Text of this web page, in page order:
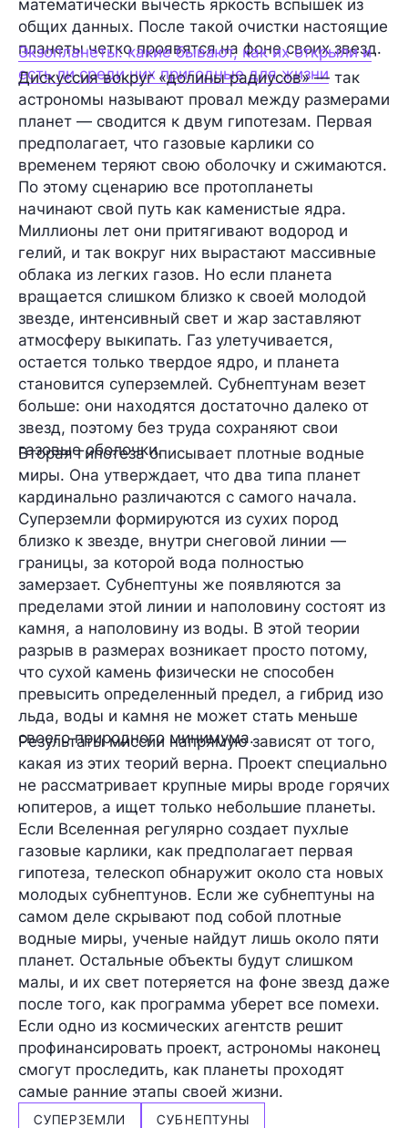
математически вычесть яркость вспышек из
общих данных. После такой очистки настоящие
планеты четко проявятся на фоне своих звезд.
Экзопланеты: какие бывают, как их открыли и
есть ли среди них пригодные для жизни
Дискуссия вокруг «долины радиусов» — так
астрономы называют провал между размерами
планет — сводится к двум гипотезам. Первая
предполагает, что газовые карлики со
временем теряют свою оболочку и сжимаются.
По этому сценарию все протопланеты
начинают свой путь как каменистые ядра.
Миллионы лет они притягивают водород и
гелий, и так вокруг них вырастают массивные
облака из легких газов. Но если планета
вращается слишком близко к своей молодой
звезде, интенсивный свет и жар заставляют
атмосферу выкипать. Газ улетучивается,
остается только твердое ядро, и планета
становится суперземлей. Субнептунам везет
больше: они находятся достаточно далеко от
звезд, поэтому без труда сохраняют свои
газовые оболочки.
Вторая гипотеза описывает плотные водные
миры. Она утверждает, что два типа планет
кардинально различаются с самого начала.
Суперземли формируются из сухих пород
близко к звезде, внутри снеговой линии —
границы, за которой вода полностью
замерзает. Субнептуны же появляются за
пределами этой линии и наполовину состоят из
камня, а наполовину из воды. В этой теории
разрыв в размерах возникает просто потому,
что сухой камень физически не способен
превысить определенный предел, а гибрид изо
льда, воды и камня не может стать меньше
своего природного минимума.
Результаты миссии напрямую зависят от того,
какая из этих теорий верна. Проект специально
не рассматривает крупные миры вроде горячих
юпитеров, а ищет только небольшие планеты.
Если Вселенная регулярно создает пухлые
газовые карлики, как предполагает первая
гипотеза, телескоп обнаружит около ста новых
молодых субнептунов. Если же субнептуны на
самом деле скрывают под собой плотные
водные миры, ученые найдут лишь около пяти
планет. Остальные объекты будут слишком
малы, и их свет потеряется на фоне звезд даже
после того, как программа уберет все помехи.
Если одно из космических агентств решит
профинансировать проект, астрономы наконец
смогут проследить, как планеты проходят
самые ранние этапы своей жизни.
СУПЕРЗЕМЛИ СУБНЕПТУНЫ